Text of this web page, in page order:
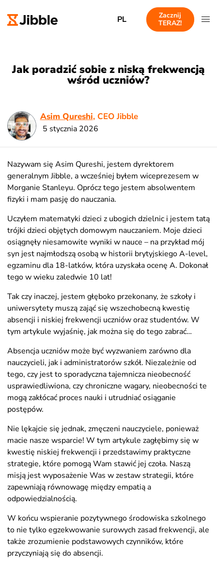
PL
Zacznij
TERAZ!
Jak poradzić sobie z niską frekwencją
wśród uczniów?
Asim Qureshi, CEO Jibble
5 stycznia 2026
Nazywam się Asim Qureshi, jestem dyrektorem
generalnym Jibble, a wcześniej byłem wiceprezesem w
Morganie Stanleyu. Oprócz tego jestem absolwentem
fizyki i mam pasję do nauczania.
Uczyłem matematyki dzieci z ubogich dzielnic i jestem tatą
trójki dzieci objętych domowym nauczaniem. Moje dzieci
osiągnęły niesamowite wyniki w nauce – na przykład mój
syn jest najmłodszą osobą w historii brytyjskiego A-level,
egzaminu dla 18-latków, która uzyskała ocenę A. Dokonał
tego w wieku zaledwie 10 lat!
Tak czy inaczej, jestem głęboko przekonany, że szkoły i
uniwersytety muszą zająć się wszechobecną kwestię
absencji i niskiej frekwencji uczniów oraz studentów. W
tym artykule wyjaśnię, jak można się do tego zabrać…
Absencja uczniów może być wyzwaniem zarówno dla
nauczycieli, jak i administratorów szkół. Niezależnie od
tego, czy jest to sporadyczna tajemnicza nieobecność
usprawiedliwiona, czy chroniczne wagary, nieobecności te
mogą zakłócać proces nauki i utrudniać osiąganie
postępów.
Nie lękajcie się jednak, zmęczeni nauczyciele, ponieważ
macie nasze wsparcie! W tym artykule zagłębimy się w
kwestię niskiej frekwencji i przedstawimy praktyczne
strategie, które pomogą Wam stawić jej czoła. Naszą
misją jest wyposażenie Was w zestaw strategii, które
zapewniają równowagę między empatią a
odpowiedzialnością.
W końcu wspieranie pozytywnego środowiska szkolnego
to nie tylko egzekwowanie surowych zasad frekwencji, ale
także zrozumienie podstawowych czynników, które
przyczyniają się do absencji.